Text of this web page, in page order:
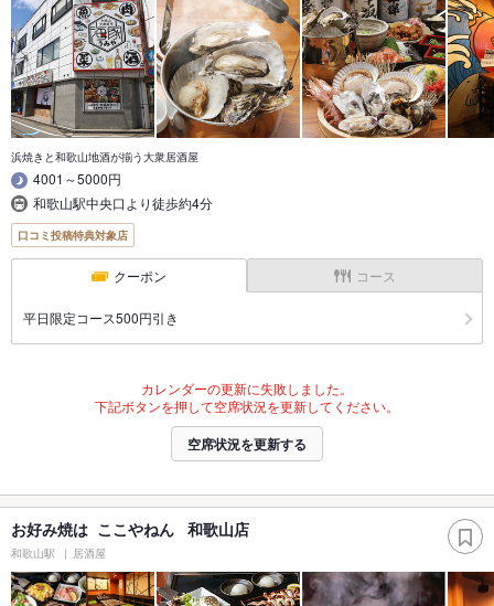
浜焼きと和歌山地酒が揃う大衆居酒屋
4001～5000円
和歌山駅中央口より徒歩約4分
口コミ投稿特典対象店
クーポン コース
平日限定コース500円引き
カレンダーの更新に失敗しました。
下記ボタンを押して空席状況を更新してください。
空席状況を更新する
お好み焼は ここやねん 和歌山店
和歌山駅 居酒屋